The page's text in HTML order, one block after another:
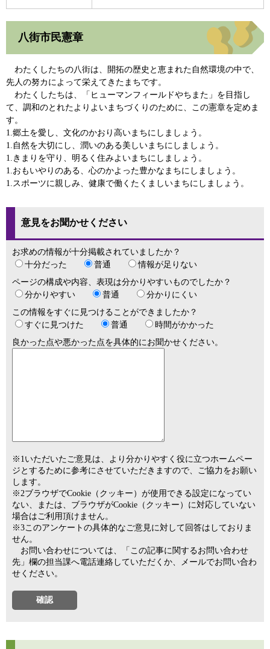
八街市民憲章
わたくしたちの八街は、開拓の歴史と恵まれた自然環境の中で、
先人の努カによって栄えてきたまちです。
わたくしたちは、「ヒューマンフィールドやちまた」を目指し
て、調和のとれたよりよいまちづくりのために、この憲章を定めま
す。
1.郷土を愛し、文化のかおり高いまちにしましょう。
1.自然を大切にし、潤いのある美しいまちにしましょう。
1.きまりを守り、明るく住みよいまちにしましょう。
1.おもいやりのある、心のかよった豊かなまちにしましょう。
1.スポーツに親しみ、健康で働くたくましいまちにしましょう。
意見をお聞かせください
お求めの情報が十分掲載されていましたか？
十分だった
普通
情報が足りない
ページの構成や内容、表現は分かりやすいものでしたか？
分かりやすい
普通
分かりにくい
この情報をすぐに見つけることができましたか？
すぐに見つけた
普通
時間がかかった
良かった点や悪かった点を具体的にお聞かせください。
※1いただいたご意見は、より分かりやすく役に立つホームペー
ジとするために参考にさせていただきますので、ご協力をお願い
します。
※2ブラウザでCookie（クッキー）が使用できる設定になってい
ない、または、ブラウザがCookie（クッキー）に対応していない
場合はご利用頂けません。
※3このアンケートの具体的なご意見に対して回答はしておりま
せん。
お問い合わせについては、「この記事に関するお問い合わせ
先」欄の担当課へ電話連絡していただくか、メールでお問い合わ
せください。